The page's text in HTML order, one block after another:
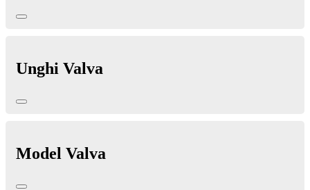
Unghi Valva
Model Valva